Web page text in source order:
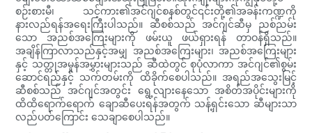
စဉ်းစားမီ၊ သင့်ကား၏အင်ဂျင်စနစ်တွင်၎င်းတို့၏အခန်းကဏ္ဍကို
နားလည်ရန်အရေးကြီးပါသည်။ ဆီစစ်သည် အင်ဂျင်ဆီမှ ညစ်ညမ်း
သော အညစ်အကြေးများကို ဖမ်းယူ ဖယ်ရှားရန် တာဝန်ရှိသည်။
အချိန်ကြာလာသည်နှင့်အမျှ အညစ်အကြေးများ၊ အညစ်အကြေးများ
နှင့် သတ္တုအမှုန်အမွှားများသည် ဆီထဲတွင် စုပုံလာကာ အင်ဂျင်၏စွမ်း
ဆောင်ရည်နှင့် သက်တမ်းကို ထိခိုက်စေပါသည်။ အရည်အသွေးမြင့်
ဆီစစ်သည် အင်ဂျင်အတွင်း ရွေ့လျားနေသော အစိတ်အပိုင်းများကို
ထိထိရောက်ရောက် ချောဆီပေးရန်အတွက် သန့်ရှင်းသော ဆီများသာ
လည်ပတ်ကြောင်း သေချာစေပါသည်။